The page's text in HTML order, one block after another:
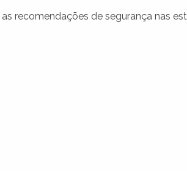
recomendações de segurança nas